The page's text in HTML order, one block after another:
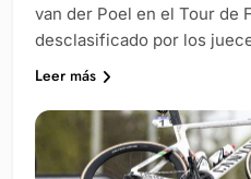
van der Poel en el Tour de
desclasificado por los
Leer más